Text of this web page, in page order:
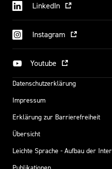
LinkedIn
Instagram
Youtube
Datenschutzerklärung
Impressum
Erklärung zur Barrierefreiheit
Übersicht
Leichte Sprache - Aufbau der